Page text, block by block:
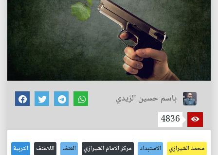
باسم حسين الزيدي
4836
محمد الشيرازي الاستبداد مركز الامام الشيرازي العنف اللاعنف التربية